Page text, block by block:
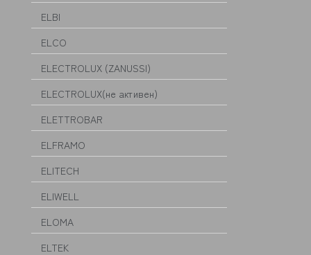
ELBI
ELCO
ELECTROLUX (ZANUSSI)
ELECTROLUX(не активен)
ELETTROBAR
ELFRAMO
ELITECH
ELIWELL
ELOMA
ELTEK